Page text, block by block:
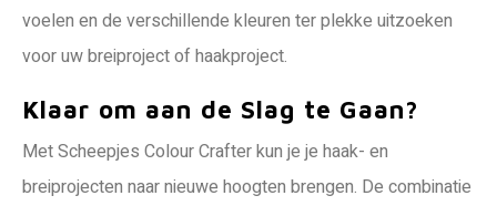
voelen en de verschillende kleuren ter plekke uitzoeken
voor uw breiproject of haakproject.
Klaar om aan de Slag te Gaan?
Met Scheepjes Colour Crafter kun je je haak- en
breiprojecten naar nieuwe hoogten brengen. De combinatie